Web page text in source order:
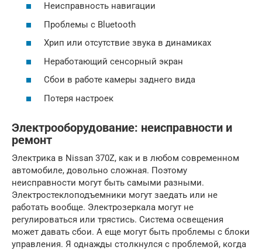
Неисправность навигации
Проблемы с Bluetooth
Хрип или отсутствие звука в динамиках
Неработающий сенсорный экран
Сбои в работе камеры заднего вида
Потеря настроек
Электрооборудование: неисправности и
ремонт
Электрика в Nissan 370Z, как и в любом современном
автомобиле, довольно сложная. Поэтому
неисправности могут быть самыми разными.
Электростеклоподъемники могут заедать или не
работать вообще. Электрозеркала могут не
регулироваться или трястись. Система освещения
может давать сбои. А еще могут быть проблемы с блоки
управления. Я однажды столкнулся с проблемой, когда